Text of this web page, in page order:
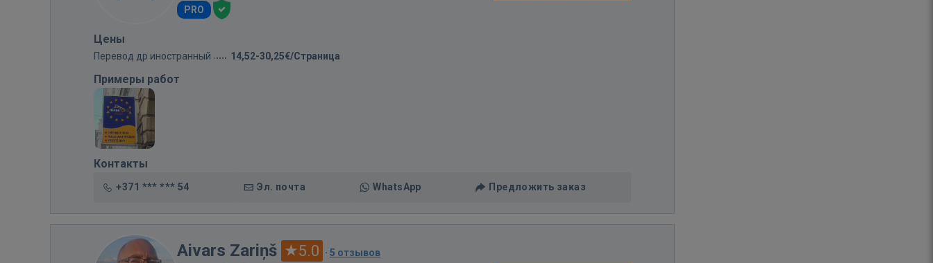
PRO
Цены
Перевод др иностранный 14,52-30,25€/Страница
Примеры работ
Контакты
+371 *** *** 54 Эл. почта WhatsApp Предложить заказ
Aivars Zariņš 5.0 · 5 отзывов